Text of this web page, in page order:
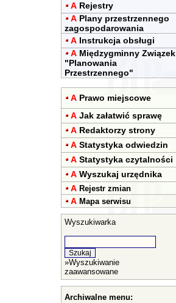
A Rejestry
A Plany przestrzennego
zagospodarowania
A Instrukcja obsługi
A Międzygminny Związek
"Planowania
Przestrzennego"
A Prawo miejscowe
A Jak załatwić sprawę
A Redaktorzy strony
A Statystyka odwiedzin
A Statystyka czytalności
A Wyszukaj urzędnika
A Rejestr zmian
A Mapa serwisu
Wyszukiwarka
»Wyszukiwanie
zaawansowane
Archiwalne menu: